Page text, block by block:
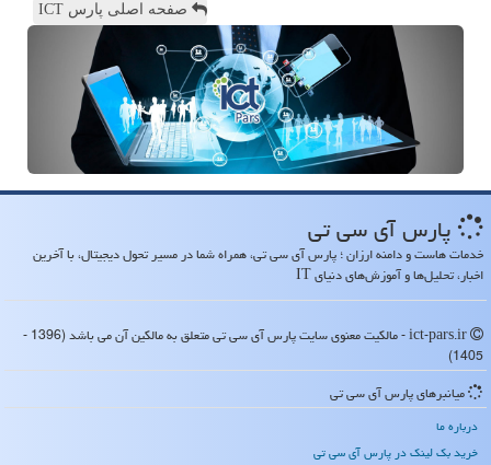
صفحه اصلی پارس ICT
پارس آی سی تی
خدمات هاست و دامنه ارزان ؛ پارس آی سی تی، همراه شما در مسیر تحول دیجیتال، با آخرین
اخبار، تحلیل‌ها و آموزش‌های دنیای IT
ict-pars.ir - مالکیت معنوی سایت پارس آی سی تی متعلق به مالکین آن می باشد (1396 -
1405)
میانبرهای پارس آی سی تی
درباره ما
خرید بک لینک در پارس آی سی تی